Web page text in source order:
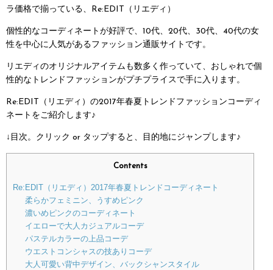
ラ価格で揃っている、Re:EDIT（リエディ）
個性的なコーディネートが好評で、10代、20代、30代、40代の女
性を中心に人気があるファッション通販サイトです。
リエディのオリジナルアイテムも数多く作っていて、おしゃれで個
性的なトレンドファッションがプチプライスで手に入ります。
Re:EDIT（リエディ）の2017年春夏トレンドファッションコーディ
ネートをご紹介します♪
↓目次。クリック or タップすると、目的地にジャンプします♪
Contents
Re:EDIT（リエディ）2017年春夏トレンドコーディネート
柔らかフェミニン、うすめピンク
濃いめピンクのコーディネート
イエローで大人カジュアルコーデ
パステルカラーの上品コーデ
ウエストコンシャスの技ありコーデ
大人可愛い背中デザイン、バックシャンスタイル